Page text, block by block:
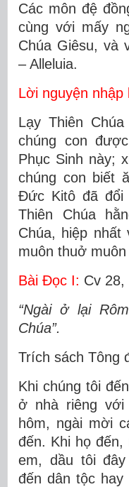
Các môn đệ
cùng với mấy
Chúa Giêsu, và
– Alleluia.
Lời nguyện nhập
Lạy Thiên
chúng con
Phục Sinh này;
chúng con biết
Ðức Kitô đã đổi
Thiên Chúa
Chúa, hiệp nhất
muôn thuở
Bài Ðọc I: Cv 28,
“Ngài ở lại
Chúa”.
Trích sách Tông
Khi chúng tôi
ở nhà riêng
hôm, ngài mời
đến. Khi họ đến,
em, dầu tôi
đến dân tộc